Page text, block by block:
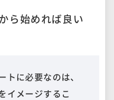
ら始めれば良い
トに必要なのは、
イメージするこ